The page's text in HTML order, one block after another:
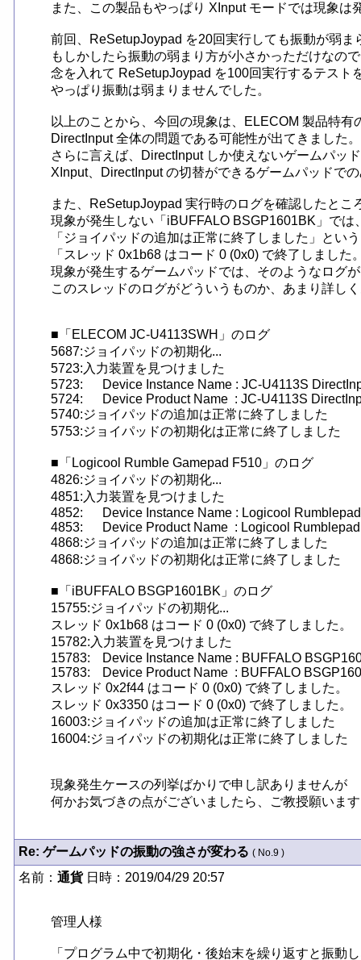
また、この製品もやっぱり XInput モードでは現象は
前回、ReSetupJoypad を20回実行しても振動が弱
もしかしたら振動の弱まり方が小さかっただけなの
念を入れて ReSetupJoypad を100回実行するテスト
やっぱり振動は弱まりませんでした。
以上のことから、今回の現象は、ELECOM 製品特有
DirectInput 全体の問題である可能性が出てきました。
さらに言えば、DirectInput しか使えないゲームパッ
XInput、DirectInput の切替ができるゲームパッドで
また、ReSetupJoypad 実行時のログを確認したとこ
現象が発生しない「iBUFFALO BSGP1601BK」で
「ジョイパッドの追加は正常に終了しました」とい
「スレッド 0x1b68 はコード 0 (0x0) で終了しまし
現象が発生するゲームパッドでは、そのようなログ
このスレッドのログがどういうものか、あまり詳し
■「ELECOM JC-U4113SWH」のログ
5687:ジョイパッドの初期化...
5723:入力装置を見つけました
5723:	Device Instance Name : JC-U4113S DirectInput Mode
5724:	Device Product Name  : JC-U4113S DirectInput Mode
5740:ジョイパッドの追加は正常に終了しました
5753:ジョイパッドの初期化は正常に終了しました
■「Logicool Rumble Gamepad F510」のログ
4826:ジョイパッドの初期化...
4851:入力装置を見つけました
4852:	Device Instance Name : Logicool Rumblepad 2 USB
4853:	Device Product Name  : Logicool Rumblepad 2 USB
4868:ジョイパッドの追加は正常に終了しました
4868:ジョイパッドの初期化は正常に終了しました
■「iBUFFALO BSGP1601BK」のログ
15755:ジョイパッドの初期化...
スレッド 0x1b68 はコード 0 (0x0) で終了しました。
15782:入力装置を見つけました
15783:	Device Instance Name : BUFFALO BSGP1601 Series
15783:	Device Product Name  : BUFFALO BSGP1601 Series
スレッド 0x2f44 はコード 0 (0x0) で終了しました。
スレッド 0x3350 はコード 0 (0x0) で終了しました。
16003:ジョイパッドの追加は正常に終了しました
16004:ジョイパッドの初期化は正常に終了しました
現象発生ケースの列挙ばかりで申し訳ありませんが
何かお気づきの点がございましたら、ご教授願いま
Re: ゲームパッドの振動の強さが変わる ( No.9 )
名前： 通貨日時：2019/04/29 20:57
管理人様
「プログラム中で初期化・後始末を繰り返すと振動